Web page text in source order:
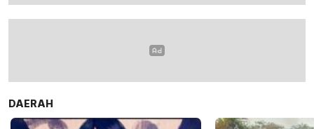
DAERAH